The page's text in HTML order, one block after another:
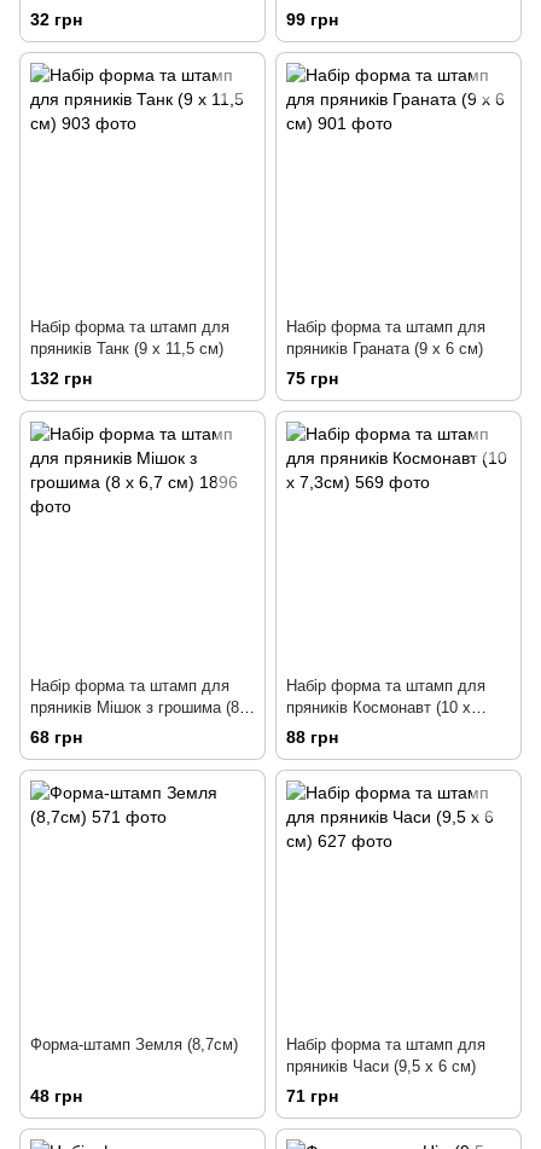
32 грн 4,5см)
99 грн
Набір форма та штамп для
пряників Танк (9 х 11,5 см)
132 грн
Набір форма та штамп для
пряників Граната (9 х 6 см)
75 грн
Набір форма та штамп для
пряників Мішок з грошима (8 х
6,7 см)
68 грн
Набір форма та штамп для
пряників Космонавт (10 х
7,3см)
88 грн
Форма-штамп Земля (8,7см)
48 грн
Набір форма та штамп для
пряників Часи (9,5 х 6 см)
71 грн